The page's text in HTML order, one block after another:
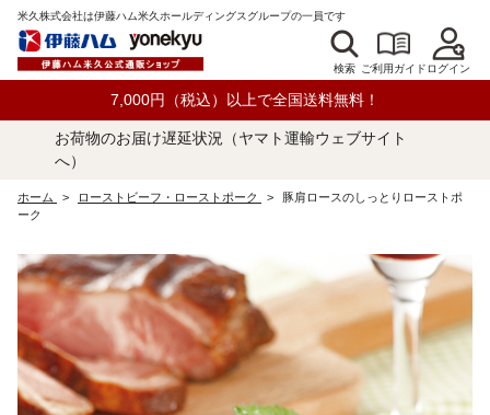
米久株式会社は伊藤ハム米久ホールディングスグループの一員です
検索 ご利用ガイドログイン
7,000円（税込）以上で全国送料無料！
お荷物のお届け遅延状況（ヤマト運輸ウェブサイト
へ）
ホーム > ローストビーフ・ローストポーク >
豚肩ロースのしっとりローストポ
ーク